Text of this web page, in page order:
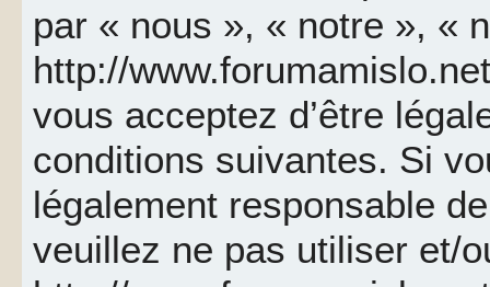
par « nous », « notre », «
http://
vous acceptez d’être
conditions suivantes. Si
légalement responsable
veuillez ne pas utiliser et/